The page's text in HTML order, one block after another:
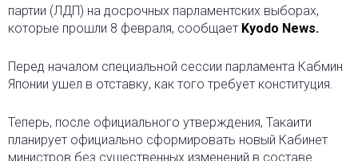
партии (ЛДП) на досрочных парламентских выборах,
которые прошли 8 февраля, сообщает Kyodo News.
Перед началом специальной сессии парламента Кабмин
Японии ушел в отставку, как того требует конституция.
Теперь, после официального утверждения, Такаити
планирует официально сформировать новый Кабинет
министров без существенных изменений в составе